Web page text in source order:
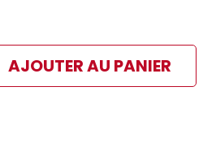
AJOUTER AU PANIER
sélectionné